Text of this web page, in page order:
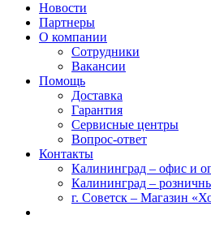
Новости
Партнеры
О компании
Сотрудники
Вакансии
Помощь
Доставка
Гарантия
Сервисные центры
Вопрос-ответ
Контакты
Калининград – офис и
Калининград –
г. Советск – Магазин